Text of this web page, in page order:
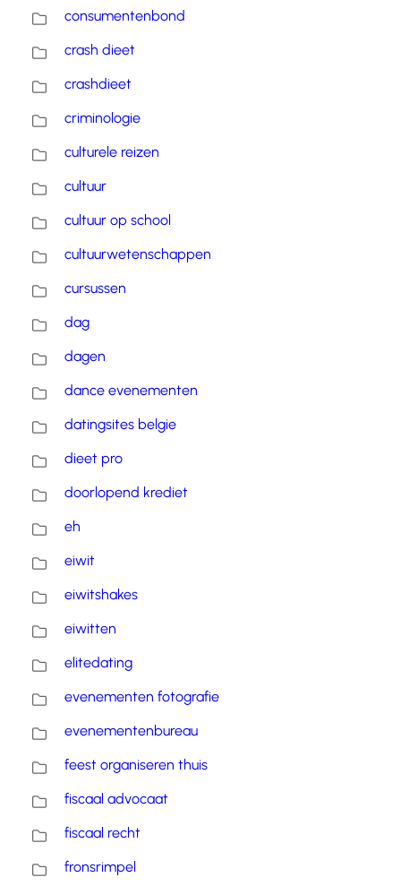
consumentenbond
crash dieet
crashdieet
criminologie
culturele reizen
cultuur
cultuur op school
cultuurwetenschappen
cursussen
dag
dagen
dance evenementen
datingsites belgie
dieet pro
doorlopend krediet
eh
eiwit
eiwitshakes
eiwitten
elitedating
evenementen fotografie
evenementenbureau
feest organiseren thuis
fiscaal advocaat
fiscaal recht
fronsrimpel